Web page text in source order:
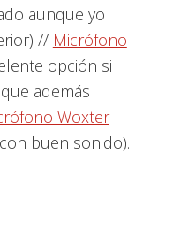
aunque yo
// Micrófono
opción si
además
Woxter
buen sonido).